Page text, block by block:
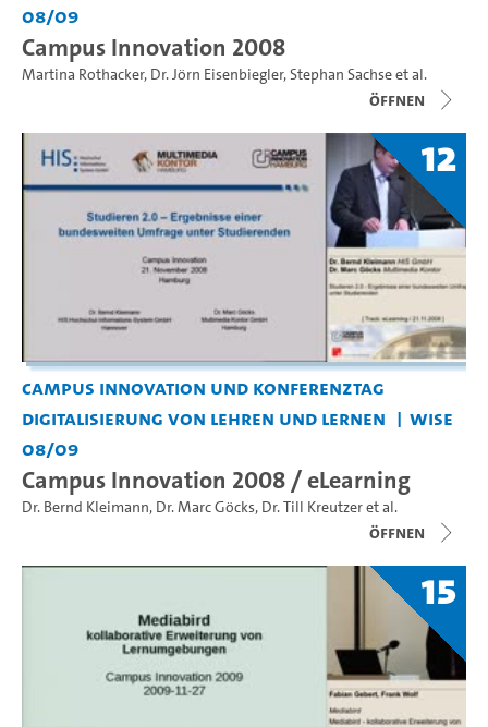
08/09
Campus Innovation 2008
Martina Rothacker, Dr. Jörn Eisenbiegler,Stephan Sachseet al.
Öffnen
12
Campus Innovation und Konferenztag
Digitalisierung von Lehren und Lernen
WiSe
08/09
Campus Innovation 2008 / eLearning
Dr. Bernd Kleimann, Dr. Marc Göcks, Dr. Till Kreutzeret al.
Öffnen
15